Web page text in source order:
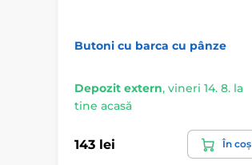
Butoni cu barca cu pânze
Depozit extern, vineri 14. 8. la
tine acasă
143 lei În coș